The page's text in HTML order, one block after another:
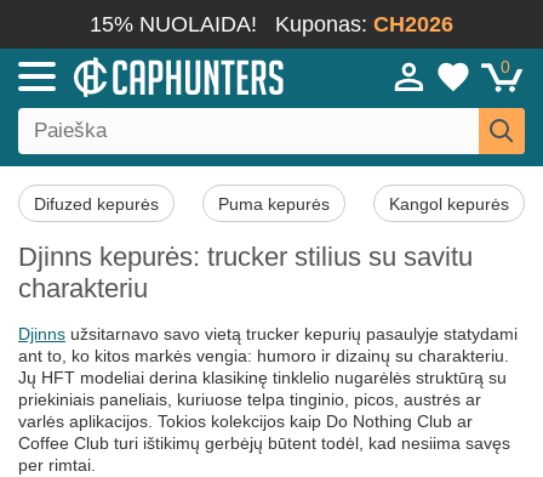
15% NUOLAIDA! Kuponas: CH2026
0
Difuzed kepurės Puma kepurės Kangol kepurės
Djinns kepurės: trucker stilius su savitu
charakteriu
Djinns užsitarnavo savo vietą trucker kepurių pasaulyje statydami
ant to, ko kitos markės vengia: humoro ir dizainų su charakteriu.
Jų HFT modeliai derina klasikinę tinklelio nugarėlės struktūrą su
priekiniais paneliais, kuriuose telpa tinginio, picos, austrės ar
varlės aplikacijos. Tokios kolekcijos kaip Do Nothing Club ar
Coffee Club turi ištikimų gerbėjų būtent todėl, kad nesiima savęs
per rimtai.